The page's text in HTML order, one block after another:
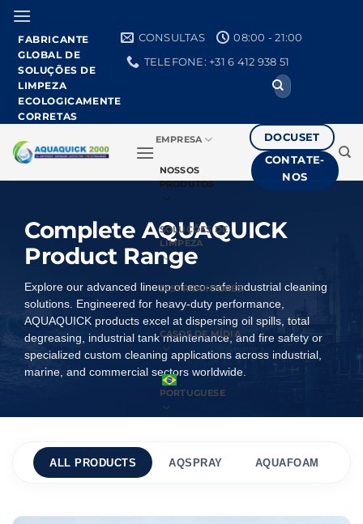
Pular
conteúdo
FABRICANTE
GLOBAL DE
SOLUÇÕES DE
LIMPEZA
ECOLOGICAMENTE
CORRETAS
CONSULTAS
08:00 - 21:00
TELEFONE: +31 6 412 938 51
Procurar
por:
EMPRESA
NOSSOS
PRODUTOS
SOLUÇÕES DE
LIMPEZA
DISTRIBUIDORES
CASOS DE MÍDIA
PORTUGUESE
DOCUSET
CONTATE-
NOS
Complete AQUAQUICK
Product Range
Explore our advanced lineup of eco-safe industrial cleaning
solutions. Engineered for heavy-duty performance,
AQUAQUICK products excel at dispersing oil spills, total
degreasing, industrial tank maintenance, and fire safety or
specialized custom cleaning applications across industrial,
marine, and commercial sectors worldwide.
ALL PRODUCTS AQSPRAY AQUAFOAM